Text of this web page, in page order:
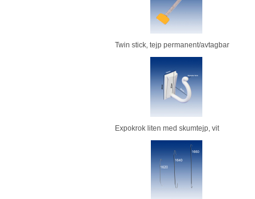
Twin stick, tejp permanent/avtagbar
Expokrok liten med skumtejp, vit